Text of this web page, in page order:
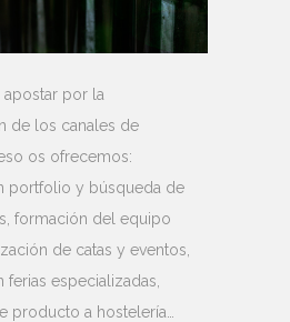
apostar por la
de los canales de
os ofrecemos:
portfolio y búsqueda de
formación del equipo
de catas y eventos,
especializadas,
producto a hostelería…